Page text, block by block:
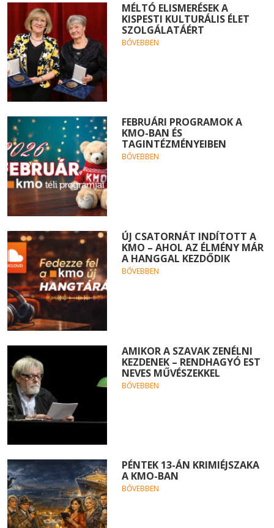
MÉLTÓ ELISMERÉSEK A
KISPESTI KULTURÁLIS ÉLET
SZOLGÁLATÁÉRT
BŐVEBBEN
FEBRUÁRI PROGRAMOK A
KMO-BAN ÉS
TAGINTÉZMÉNYEIBEN
BŐVEBBEN
ÚJ CSATORNÁT INDÍTOTT A
KMO – AHOL AZ ÉLMÉNY MÁR
A HANGGAL KEZDŐDIK
BŐVEBBEN
AMIKOR A SZAVAK ZENÉLNI
KEZDENEK – RENDHAGYÓ EST
NEVES MŰVÉSZEKKEL
BŐVEBBEN
PÉNTEK 13-ÁN KRIMIÉJSZAKA
A KMO-BAN
BŐVEBBEN